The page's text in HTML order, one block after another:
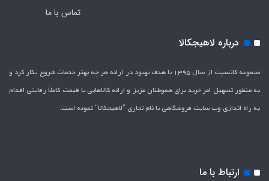
تماس با ما
درباره لاهیجکالا
مجموعه کانسپت از سال 1395 با هدف بهبود در ارائه هر چه بهتر خدمات شروع بکار کرد و
به منظور تسهیل امر خرید برای هموطنان عزیز و ارائه کالاهایی با قیمت کاملاَ رقابتی اقدام
به راه اندازی وب سایت فروشگاهی با نام تجاری "لاهیج­کالا" نموده است.
ارتباط با ما